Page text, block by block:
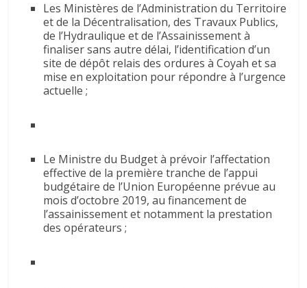
Les Ministères de l’Administration du Territoire
et de la Décentralisation, des Travaux Publics,
de l’Hydraulique et de l’Assainissement à
finaliser sans autre délai, l’identification d’un
site de dépôt relais des ordures à Coyah et sa
mise en exploitation pour répondre à l’urgence
actuelle ;
Le Ministre du Budget à prévoir l’affectation
effective de la première tranche de l’appui
budgétaire de l’Union Européenne prévue au
mois d’octobre 2019, au financement de
l’assainissement et notamment la prestation
des opérateurs ;